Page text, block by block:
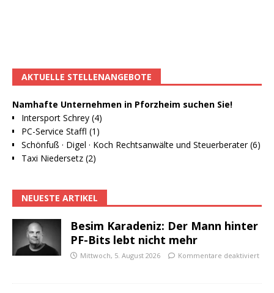
AKTUELLE STELLENANGEBOTE
Namhafte Unternehmen in Pforzheim suchen Sie!
Intersport Schrey (4)
PC-Service Staffl (1)
Schönfuß · Digel · Koch Rechtsanwälte und Steuerberater (6)
Taxi Niedersetz (2)
NEUESTE ARTIKEL
Besim Karadeniz: Der Mann hinter
PF-Bits lebt nicht mehr
Mittwoch, 5. August 2026 Kommentare deaktiviert